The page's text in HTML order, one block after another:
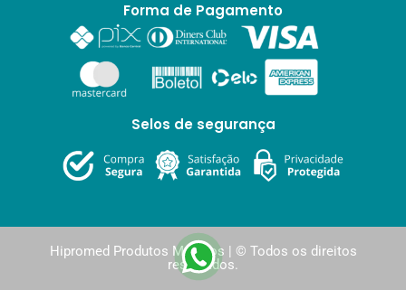
Forma de Pagamento
Selos de segurança
Hipromed Produtos Médicos | © Todos os direitos
reservados.